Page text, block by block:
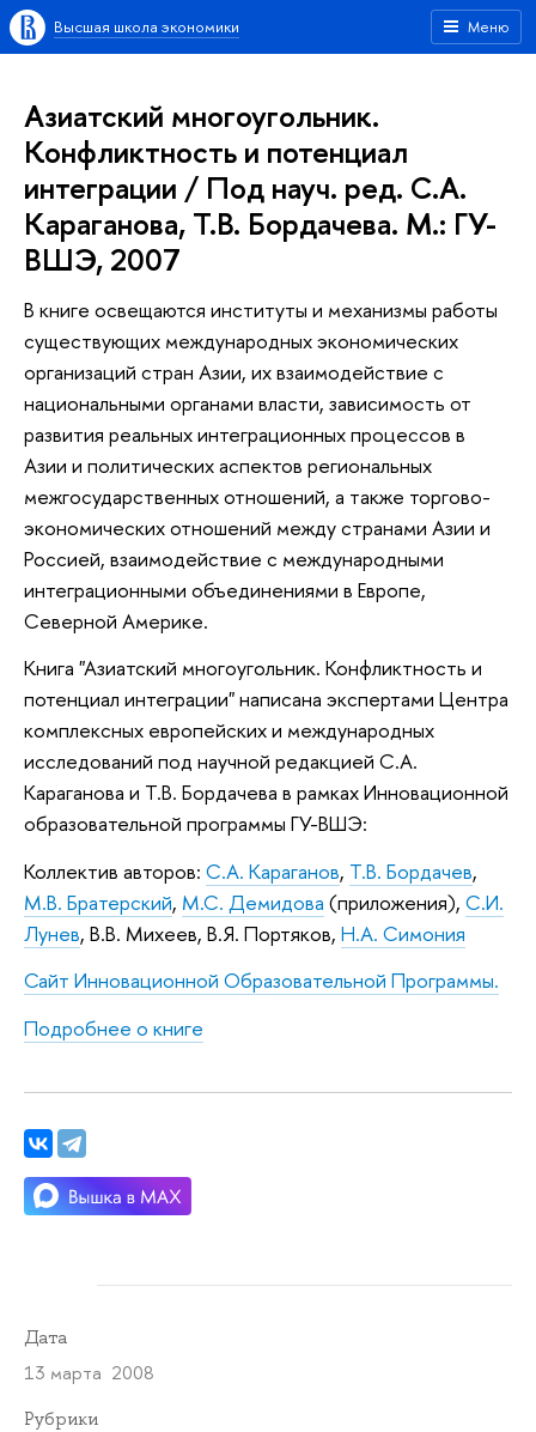
Меню
Высшая школа экономики
Азиатский многоугольник.
Конфликтность и потенциал
интеграции / Под науч. ред. С.А.
Караганова, Т.В. Бордачева. М.: ГУ-
ВШЭ, 2007
В книге освещаются институты и механизмы работы
существующих международных экономических
организаций стран Азии, их взаимодействие с
национальными органами власти, зависимость от
развития реальных интеграционных процессов в
Азии и политических аспектов региональных
межгосударственных отношений, а также торгово-
экономических отношений между странами Азии и
Россией, взаимодействие с международными
интеграционными объединениями в Европе,
Северной Америке.
Книга "Азиатский многоугольник. Конфликтность и
потенциал интеграции" написана экспертами Центра
комплексных европейских и международных
исследований под научной редакцией С.А.
Караганова и Т.В. Бордачева в рамках Инновационной
образовательной программы ГУ-ВШЭ:
Коллектив авторов: С.А. Караганов, Т.В. Бордачев,
М.В. Братерский, М.С. Демидова (приложения), С.И.
Лунев, В.В. Михеев, В.Я. Портяков, Н.А. Симония
Сайт Инновационной Образовательной Программы.
Подробнее о книге
Дата
13 марта 2008
Рубрики